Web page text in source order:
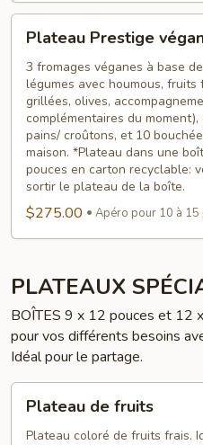
Prestige
végane
Plateau Prestige
3 fromages véganes à base
légumes avec houmous, fruits
grillées, olives,
complémentaires du
pains/ croûtons, et 10
maison. *Plateau dans une
pouces en carton recyclable:
sortir le plateau de la boîte.
$275.00 Apéro pour 10 à 15
PLATEAUX
BOÎTES 9 x 12 pouces et 12
pour vos différents besoins
Idéal pour le partage.
fruits
Plateau de fruits
Plateau coloré de fruits frais.